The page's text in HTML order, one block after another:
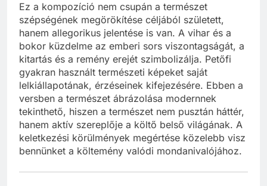
Ez a kompozíció nem csupán a természet
szépségének megörökítése céljából született,
hanem allegorikus jelentése is van. A vihar és a
bokor küzdelme az emberi sors viszontagságát, a
kitartás és a remény erejét szimbolizálja. Petőfi
gyakran használt természeti képeket saját
lelkiállapotának, érzéseinek kifejezésére. Ebben a
versben a természet ábrázolása modernnek
tekinthető, hiszen a természet nem pusztán háttér,
hanem aktív szereplője a költő belső világának. A
keletkezési körülmények megértése közelebb visz
bennünket a költemény valódi mondanivalójához.